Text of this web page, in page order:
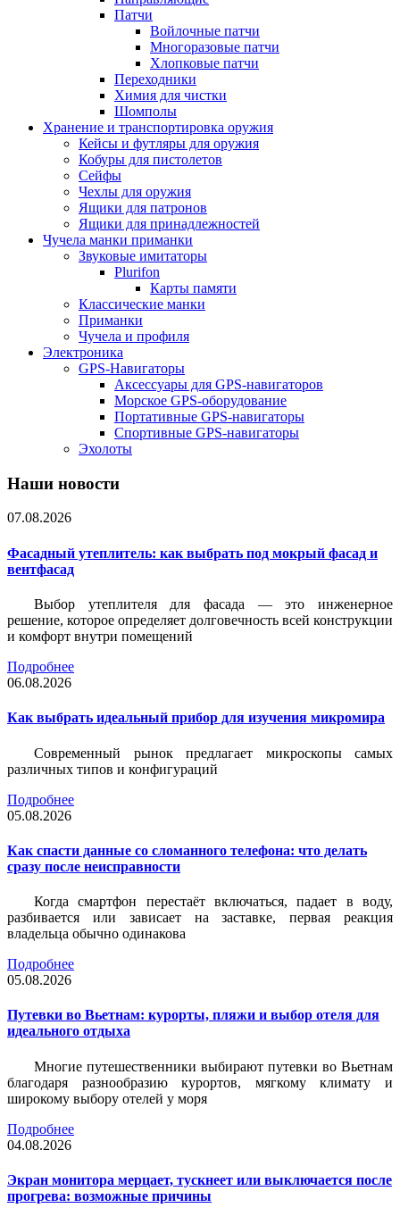
Патчи
Войлочные патчи
Многоразовые патчи
Хлопковые патчи
Переходники
Химия для чистки
Шомполы
Хранение и транспортировка оружия
Кейсы и футляры для оружия
Кобуры для пистолетов
Сейфы
Чехлы для оружия
Ящики для патронов
Ящики для принадлежностей
Чучела манки приманки
Звуковые имитаторы
Plurifon
Карты памяти
Классические манки
Приманки
Чучела и профиля
Электроника
GPS-Навигаторы
Аксессуары для GPS-навигаторов
Морское GPS-оборудование
Портативные GPS-навигаторы
Спортивные GPS-навигаторы
Эхолоты
Наши новости
07.08.2026
Фасадный утеплитель: как выбрать под мокрый фасад и
вентфасад
Выбор утеплителя для фасада — это инженерное
решение, которое определяет долговечность всей конструкции
и комфорт внутри помещений
Подробнее
06.08.2026
Как выбрать идеальный прибор для изучения микромира
Современный рынок предлагает микроскопы самых
различных типов и конфигураций
Подробнее
05.08.2026
Как спасти данные со сломанного телефона: что делать
сразу после неисправности
Когда смартфон перестаёт включаться, падает в воду,
разбивается или зависает на заставке, первая реакция
владельца обычно одинакова
Подробнее
05.08.2026
Путевки во Вьетнам: курорты, пляжи и выбор отеля для
идеального отдыха
Многие путешественники выбирают путевки во Вьетнам
благодаря разнообразию курортов, мягкому климату и
широкому выбору отелей у моря
Подробнее
04.08.2026
Экран монитора мерцает, тускнеет или выключается после
прогрева: возможные причины